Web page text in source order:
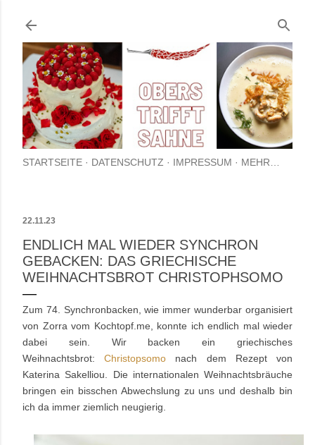
STARTSEITE DATENSCHUTZ IMPRESSUM MEHR…
22.11.23
ENDLICH MAL WIEDER SYNCHRON
GEBACKEN: DAS GRIECHISCHE
WEIHNACHTSBROT CHRISTOPHSOMO
Zum 74. Synchronbacken, wie immer wunderbar organisiert
von Zorra vom Kochtopf.me, konnte ich endlich mal wieder
dabei sein. Wir backen ein griechisches
Weihnachtsbrot:Christopsomo nach dem Rezept von
Katerina Sakelliou. Die internationalen Weihnachtsbräuche
bringen ein bisschen Abwechslung zu uns und deshalb bin
ich da immer ziemlich neugierig.